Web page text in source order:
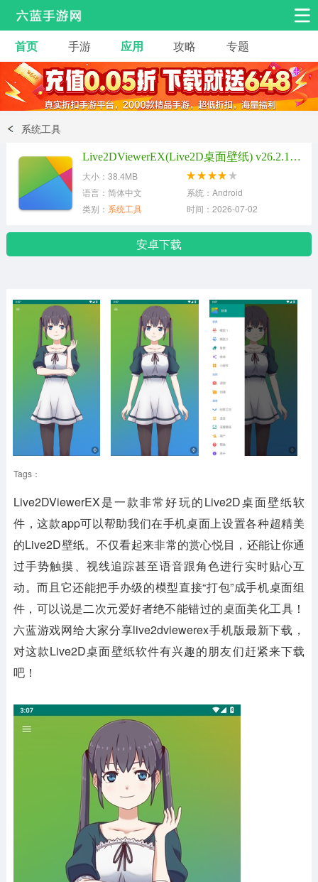
安卓手游 手游工具
热门手游 角色扮演 益智休闲
动作射击
冒险解谜
首页 手游 应用 攻略 专题
系统工具
Live2DViewerEX(Live2D桌面壁纸) v26.2.142安卓版
大小：38.4MB
语言：简体中文
系统：Android
类别： 系统工具 时间：2026-07-02
安卓下载
Tags：
Live2DViewerEX是一款非常好玩的Live2D桌面壁纸软
件，这款app可以帮助我们在手机桌面上设置各种超精美
的Live2D壁纸。不仅看起来非常的赏心悦目，还能让你通
过手势触摸、视线追踪甚至语音跟角色进行实时贴心互
动。而且它还能把手办级的模型直接“打包”成手机桌面组
件，可以说是二次元爱好者绝不能错过的桌面美化工具！
六蓝游戏网给大家分享live2dviewerex手机版最新下载，
对这款Live2D桌面壁纸软件有兴趣的朋友们赶紧来下载
吧！